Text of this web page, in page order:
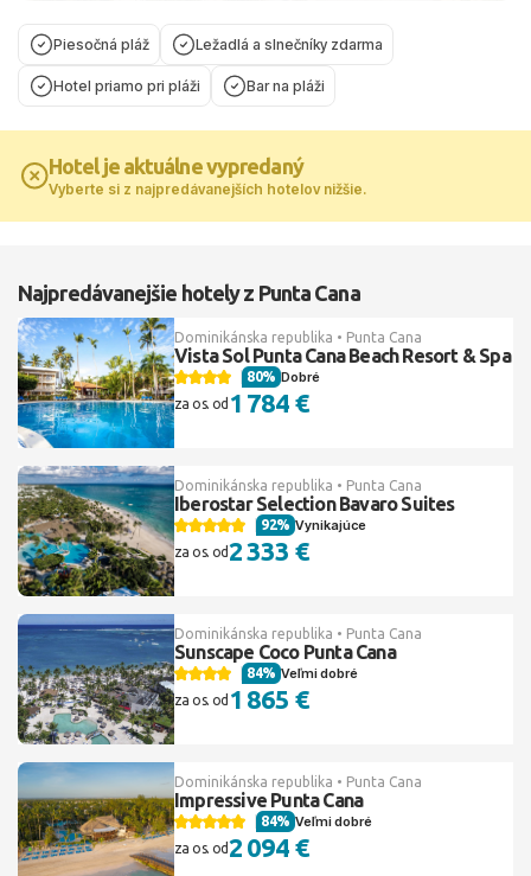
Piesočná pláž Ležadlá a slnečníky zdarma
Hotel priamo pri pláži Bar na pláži
Hotel je aktuálne vypredaný
Vyberte si z najpredávanejších hotelov nižšie.
Najpredávanejšie hotely z Punta Cana
Dominikánska republika • Punta Cana
Vista Sol Punta Cana Beach Resort & Spa
Dobré
80%
za os. od 1 784 €
Dominikánska republika • Punta Cana
Iberostar Selection Bavaro Suites
Vynikajúce
92%
za os. od2 333 €
Dominikánska republika • Punta Cana
Sunscape Coco Punta Cana
Veľmi dobré
84%
za os. od 1 865 €
Dominikánska republika • Punta Cana
Impressive Punta Cana
Veľmi dobré
84%
za os. od2 094 €